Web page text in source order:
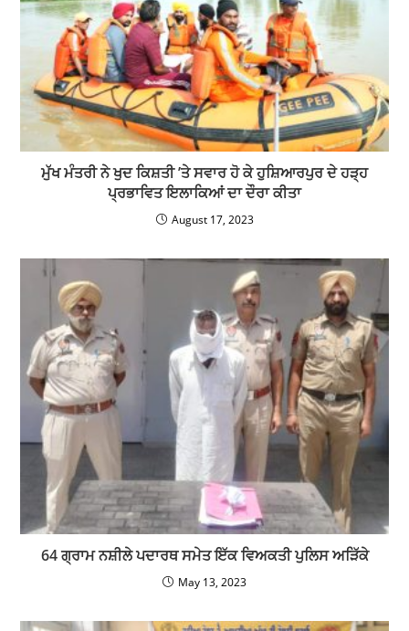
ਮੁੱਖ ਮੰਤਰੀ ਨੇ ਖੁਦ ਕਿਸ਼ਤੀ ’ਤੇ ਸਵਾਰ ਹੋ ਕੇ ਹੁਸ਼ਿਆਰਪੁਰ ਦੇ ਹੜ੍ਹ
ਪ੍ਰਭਾਵਿਤ ਇਲਾਕਿਆਂ ਦਾ ਦੌਰਾ ਕੀਤਾ
August 17, 2023
64 ਗ੍ਰਾਮ ਨਸ਼ੀਲੇ ਪਦਾਰਥ ਸਮੇਤ ਇੱਕ ਵਿਅਕਤੀ ਪੁਲਿਸ ਅੜਿੱਕੇ
May 13, 2023